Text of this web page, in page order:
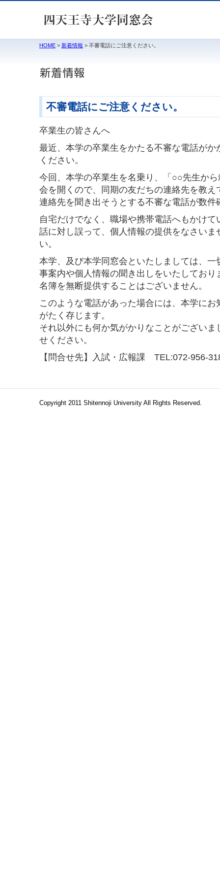
HOME > 新着情報 > 不審電話にご注意ください。
不審電話にご注意ください。
卒業生の皆さんへ
最近、本学の卒業生をかたる不審な電話がか
ください。
今回、本学の卒業生を名乗り、「○○先生か
会を開くので、同期の友だちの連絡先を教え
連絡先を聞き出そうとする不審な電話が数件
自宅だけでなく、職場や携帯電話へもかけ
話に対し誤って、個人情報の提供をなさいま
い。
本学、及び本学同窓会といたしましては、一
事案内や個人情報の聞き出しをいたしており
名簿を無断提供することはございません。
このような電話があった場合には、本学に
がたく存じます。
それ以外にも何か気がかりなことがござい
せください。
【問合せ先】入試・広報課 TEL:072-956-
Copyright 2011 Shitennoji University All Rights Reserved.